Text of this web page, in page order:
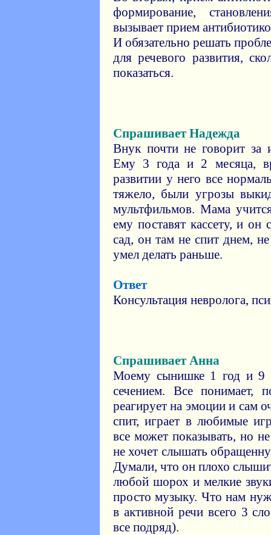
формирование,
вызывает прием
И обязательно решать
для речевого развития,
показаться.
Спрашивает Надежда
Внук почти не говорит за
Ему 3 года и 2 месяца,
развитии у него все
тяжело, были угрозы
мультфильмов. Мама
ему поставят кассету, и он
сад, он там не спит днем,
умел делать раньше.
Ответ
Консультация невролога,
Спрашивает Анна
Моему сынишке 1 год и 9
сечением. Все понимает,
реагирует на эмоции и сам
спит, играет в любимые
все может показывать, но
не хочет слышать
Думали, что он плохо
любой шорох и мелкие
просто музыку. Что нам
в активной речи всего 3
все подряд).